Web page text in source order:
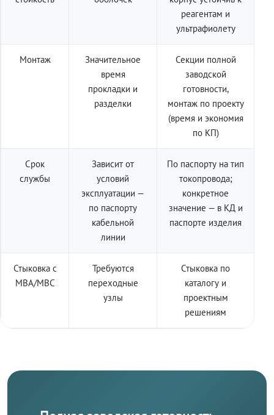
реагентам и
ультрафиолету
Монтаж
Значительное
время
прокладки и
разделки
Секции полной
заводской
готовности,
монтаж по проекту
(время и экономия
по КП)
Срок
службы
Зависит от
условий
эксплуатации —
по паспорту
кабельной
линии
По паспорту на тип
токопровода;
конкретное
значение — в КД и
паспорте изделия
Стыковка с
МВА/МВС
Требуются
переходные
узлы
Стыковка по
каталогу и
проектным
решениям